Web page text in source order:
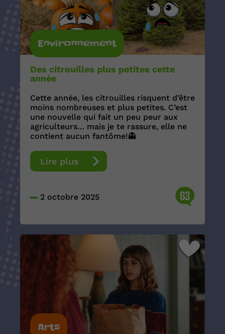
Environnement
Des citrouilles plus petites cette
année
Cette année, les citrouilles risquent d’être
moins nombreuses et plus petites. C’est
une nouvelle qui fait un peu peur aux
agriculteurs… mais je te rassure, elle ne
contient aucun fantôme!👻
Lire plus
2 octobre 2025 63
Arts